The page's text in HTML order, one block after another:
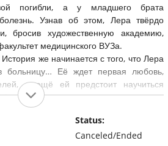
погибли, а у младшего брата
Узнав об этом, Лера твёрдо
бросив художественную академию,
медицинского ВУЗа.
же начинается с того, что Лера
больницу… Её ждет первая любовь,
а ещё ей предстоит научиться
медика — правильно выстраивать
(Source: www.ctc-tv.ru)
Status:
Canceled/Ended